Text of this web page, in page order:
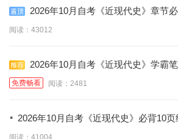
2026年10月自考《近现代史》章节
阅读：43012
2026年10月自考《近现代史》学霸
免费畅看 阅读：2481
· 2026年10月自考《近现代史》必背10页
阅读：41004